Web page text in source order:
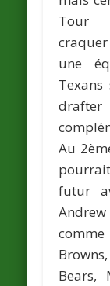
Tour
une
Texans
Au
futur
comme
Browns
Bears,